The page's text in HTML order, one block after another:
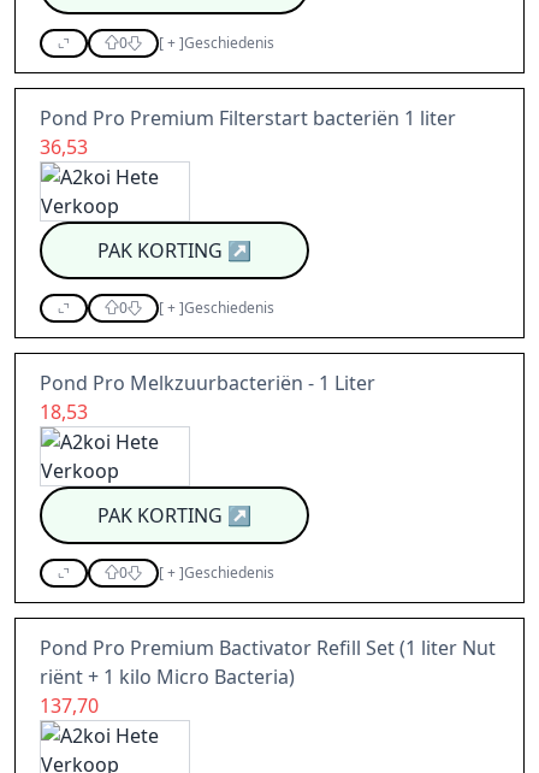
0 [+]Geschiedenis
Pond Pro Premium Filterstart bacteriën 1 liter
36,53
PAK KORTING ↗
0 [+]Geschiedenis
Pond Pro Melkzuurbacteriën - 1 Liter
18,53
PAK KORTING ↗
0 [+]Geschiedenis
Pond Pro Premium Bactivator Refill Set (1 liter Nut
riënt + 1 kilo Micro Bacteria)
137,70